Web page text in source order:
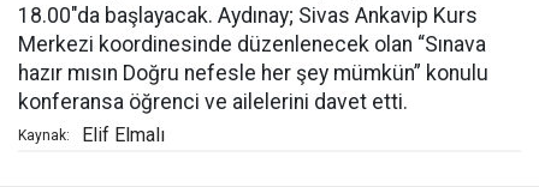
18.00"da başlayacak. Aydınay; Sivas Ankavip Kurs
Merkezi koordinesinde düzenlenecek olan “Sınava
hazır mısın Doğru nefesle her şey mümkün” konulu
konferansa öğrenci ve ailelerini davet etti.
Kaynak: Elif Elmalı